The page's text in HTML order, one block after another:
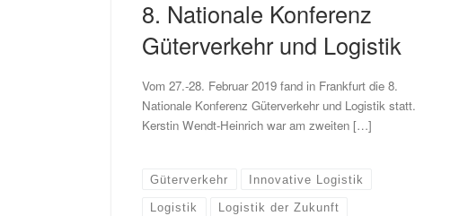
8. Nationale Konferenz
Güterverkehr und Logistik
Vom 27.-28. Februar 2019 fand in Frankfurt die 8.
Nationale Konferenz Güterverkehr und Logistik statt.
Kerstin Wendt-Heinrich war am zweiten […]
Güterverkehr Innovative Logistik
Logistik Logistik der Zukunft